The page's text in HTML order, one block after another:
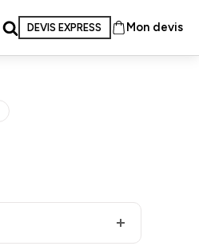
DEVIS EXPRESS Mon devis